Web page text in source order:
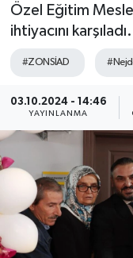
Özel Eğitim
ihtiyacını karşıladı.
#ZONSİAD
03.10.2024 - 14:46
YAYINLANMA
Ekonomi
Medya
Mizah
Röportaj
Teknoloji